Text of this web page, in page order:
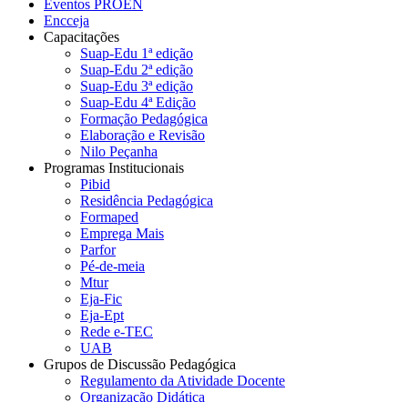
Eventos PROEN
Encceja
Capacitações
Suap-Edu 1ª edição
Suap-Edu 2ª edição
Suap-Edu 3ª edição
Suap-Edu 4ª Edição
Formação Pedagógica
Elaboração e Revisão
Nilo Peçanha
Programas Institucionais
Pibid
Residência Pedagógica
Formaped
Emprega Mais
Parfor
Pé-de-meia
Mtur
Eja-Fic
Eja-Ept
Rede e-TEC
UAB
Grupos de Discussão Pedagógica
Regulamento da Atividade Docente
Organização Didática